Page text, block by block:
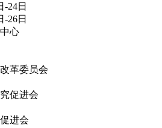
-24日
-26日
心
革委员会
促进会
进会